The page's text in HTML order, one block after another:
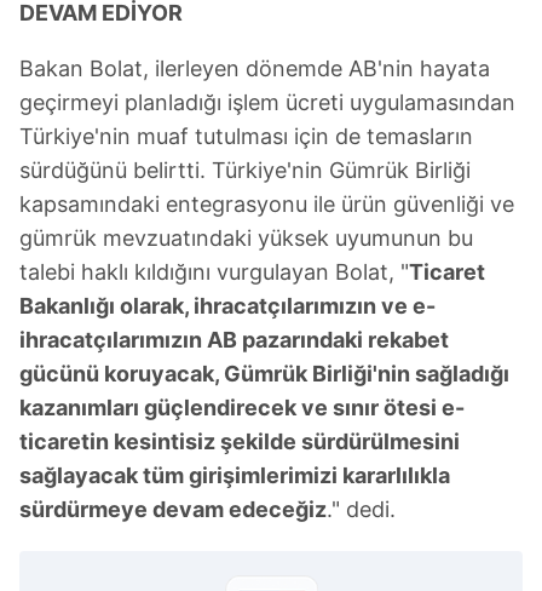
kullanılmaktadır. Bu çerezler vasıtasıyla çeşitli kişisel
toplumu hizmetlerinin sunulması amacıyla
kullanılmaktadır. Diğer çerezler, sitemizin daha işlevsel
kılınması ve kişiselleştirilmesi ve sizlere yönelik
reklam/pazarlama faaliyetlerinin yapılması, amaçlarıyla
sınırlı olarak açık rızanız dahilinde kullanılacaktır.
Çerezlere ilişkin tercihlerinizi aşağıda yer alan panel
vasıtasıyla belirleyebilirsiniz. Çerezlere ilişkin detaylı bilgi
için Ayarlar butonuna tıklayabilir,Çerez Bilgilendirme
Metnimiziziyaret edebilirsiniz.
6698 sayılı Kişisel Verilerin Korunması Kanunu uyarınca
hazırlanmış Aydınlatma Metnimizi okumak ve sitemizde
ilgili mevzuata uygun olarak kullanılan çerezlerle ilgili bilgi
almak için lütfentıklayınız.
DEVAM EDİYOR
Bakan Bolat, ilerleyen dönemde AB'nin hayata
geçirmeyi planladığı işlem ücreti uygulamasından
Türkiye'nin muaf tutulması için de temasların
sürdüğünü belirtti. Türkiye'nin Gümrük Birliği
kapsamındaki entegrasyonu ile ürün güvenliği ve
gümrük mevzuatındaki yüksek uyumunun bu
talebi haklı kıldığını vurgulayan Bolat, "Ticaret
Bakanlığı olarak, ihracatçılarımızın ve e-
ihracatçılarımızın AB pazarındaki rekabet
gücünü koruyacak, Gümrük Birliği'nin sağladığı
kazanımları güçlendirecek ve sınır ötesi e-
ticaretin kesintisiz şekilde sürdürülmesini
sağlayacak tüm girişimlerimizi kararlılıkla
sürdürmeye devam edeceğiz." dedi.